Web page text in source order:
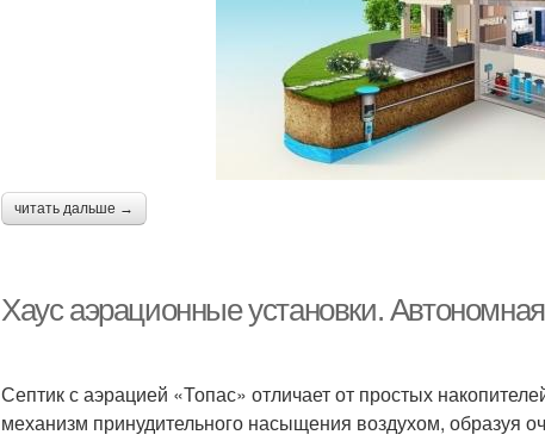
читать дальше →
Хаус аэрационные установки.
Септик с аэрацией «Топас» отличает от простых
механизм принудительного насыщения воздухом, образуя